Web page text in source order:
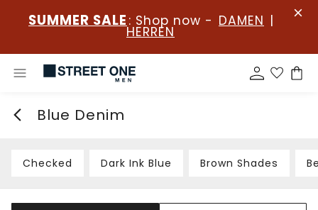
SUMMER SALE : Shop now - DAMEN |
HERREN
Blue Denim
Checked Dark Ink Blue Brown Shades